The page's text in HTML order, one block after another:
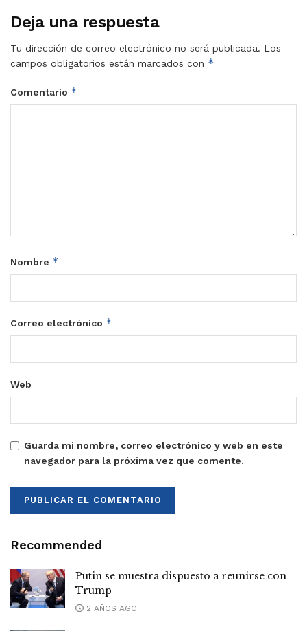
Deja una respuesta
Tu dirección de correo electrónico no será publicada. Los
campos obligatorios están marcados con *
Comentario *
Nombre *
Correo electrónico *
Web
Guarda mi nombre, correo electrónico y web en este
navegador para la próxima vez que comente.
Recommended
Putin se muestra dispuesto a reunirse con
Trump
2 AÑOS AGO